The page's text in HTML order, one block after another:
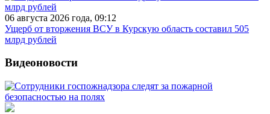
06 августа 2026 года, 09:12
Ущерб от вторжения ВСУ в Курскую область составил 505
млрд рублей
Видеоновости